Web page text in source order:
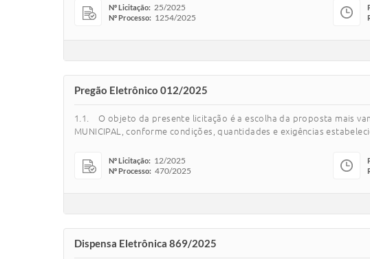
Nº Licitação: 25/2025
Nº Processo: 1254/2025
Pregão Eletrônico 012/2025
1.1. O objeto da presente licitação é a escolha da proposta mais
MUNICIPAL, conforme condições, quantidades e exigências
Nº Licitação: 12/2025
Nº Processo: 470/2025
Dispensa Eletrônica 869/2025